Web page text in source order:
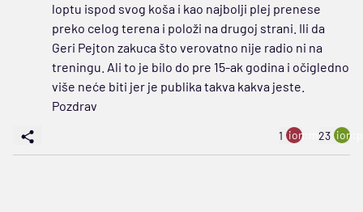
loptu ispod svog koša i kao najbolji plej prenese
preko celog terena i položi na drugoj strani. Ili da
Geri Pejton zakuca što verovatno nije radio ni na
treningu. Ali to je bilo do pre 15-ak godina i očigledno
više neće biti jer je publika takva kakva jeste.
Pozdrav
1 ion:minus
23